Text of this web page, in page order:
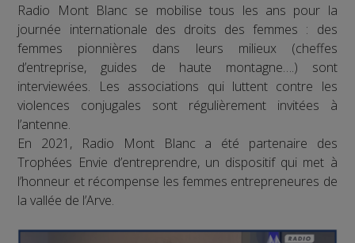
Radio Mont Blanc se mobilise tous les ans pour la
journée internationale des droits des femmes : des
femmes pionnières dans leurs milieux (cheffes
d’entreprise, guides de haute montagne….) sont
interviewées. Les associations qui luttent contre les
violences conjugales sont régulièrement invitées à
l’antenne.
En 2021, Radio Mont Blanc a été partenaire des
Trophées Envie d’entreprendre, un dispositif qui met à
l’honneur et récompense les femmes entrepreneures de
la vallée de l’Arve.